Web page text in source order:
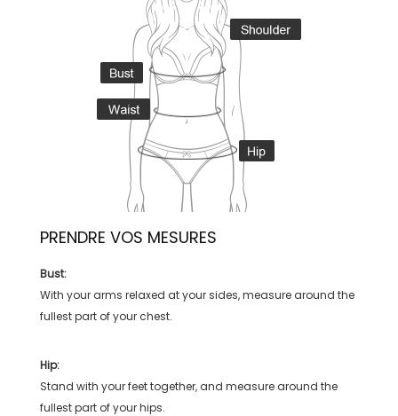
PRENDRE VOS MESURES
Bust:
With your arms relaxed at your sides, measure around the
fullest part of your chest.
Hip:
Stand with your feet together, and measure around the
fullest part of your hips.